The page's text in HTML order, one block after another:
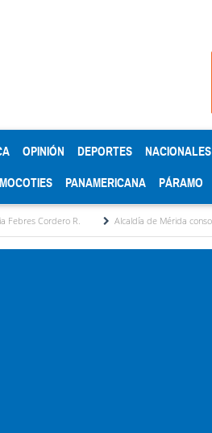
OPINIÓN DEPORTES NACIONALES
MOCOTIES PANAMERICANA PÁRAMO
R. Alcaldía de Mérida consolida acuerdos